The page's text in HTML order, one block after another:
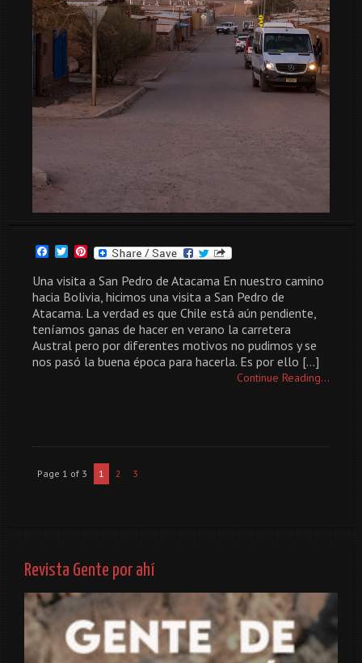
Facebook
TwitterPinterest
Una visita a San Pedro de Atacama En nuestro camino
hacia Bolivia, hicimos una visita a San Pedro de
Atacama. La verdad es que Chile está aún pendiente,
teníamos ganas de hacer en verano la carretera
Austral pero por diferentes motivos no pudimos y se
nos pasó la buena época para hacerla. Es por ello […]
Continue Reading...
Page 1 of 3 1 2 3
Revista Gente por ahí